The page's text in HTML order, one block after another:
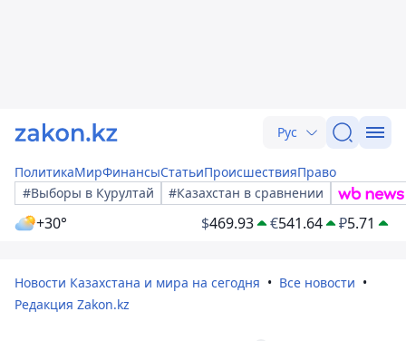
Рус
ПолитикаМирФинансыСтатьиПроисшествияПраво
#Выборы в Курултай
#Казахстан в сравнении
+30° $469.93 €541.64 ₽5.71
Новости Казахстана и мира на сегодня
Все новости
Редакция Zakon.kz